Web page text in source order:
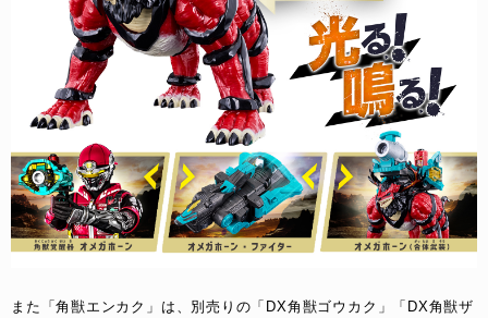
また「角獣エンカク」は、別売りの「DX角獣ゴウカク」「DX角獣ザ